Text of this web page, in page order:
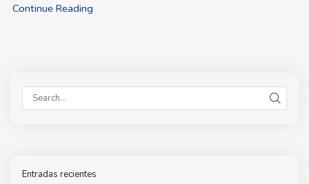
Continue Reading
Entradas recientes